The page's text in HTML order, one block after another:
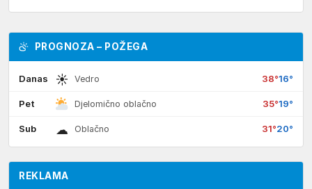
PROGNOZA – POŽEGA
Danas ☀ Vedro 38°16°
Pet Djelomično oblačno 35°19°
Sub ☁ Oblačno 31°20°
REKLAMA